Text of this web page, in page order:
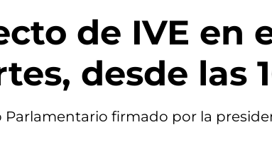
de IVE en
desde las
firmado por la